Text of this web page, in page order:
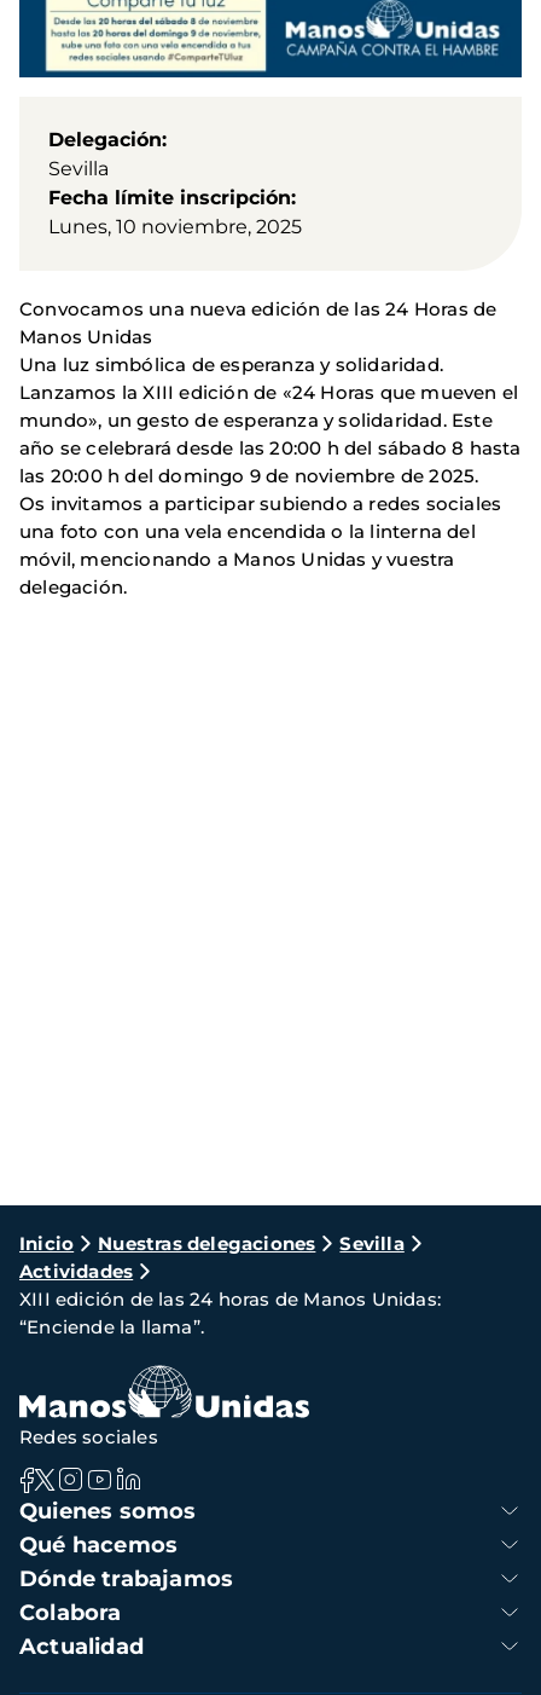
Delegación
Sevilla
Fecha límite inscripción
Lunes, 10 noviembre, 2025
­Convocamos una nueva edición de las 24 Horas de
Manos Unidas
­Una luz simbólica de esperanza y solidaridad.
­Lanzamos la XIII edición de «24 Horas que mueven el
mundo», un gesto de esperanza y solidaridad. Este
año se celebrará desde las 20:00 h del sábado 8 hasta
las 20:00 h del domingo 9 de noviembre de 2025.
Os invitamos a participar subiendo a redes sociales
una foto con una vela encendida o la linterna del
móvil, mencionando a Manos Unidas y vuestra
delegación.
Ruta
de
navegación
Inicio Nuestras delegaciones
Sevilla
Actividades
XIII edición de las 24 horas de Manos Unidas:
“Enciende la llama”.
Navegación
principal
Quienes somos
Qué hacemos
Dónde trabajamos
Colabora
Actualidad
Redes sociales